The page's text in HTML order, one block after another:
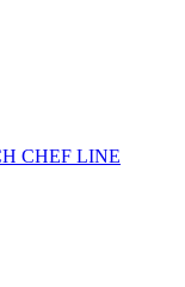
CHEF LINE